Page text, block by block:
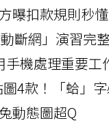
曝扣款規則秒懂
斷網」演習完
手機處理重要工
圖4款！「蛤」
動態圖超Q